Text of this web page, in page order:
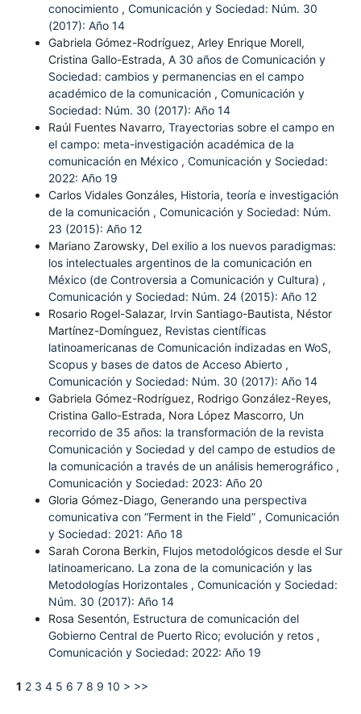
conocimiento , Comunicación y Sociedad: Núm. 30
(2017): Año 14
Gabriela Gómez-Rodríguez, Arley Enrique Morell,
Cristina Gallo-Estrada, A 30 años de Comunicación y
Sociedad: cambios y permanencias en el campo
académico de la comunicación , Comunicación y
Sociedad: Núm. 30 (2017): Año 14
Raúl Fuentes Navarro, Trayectorias sobre el campo en
el campo: meta-investigación académica de la
comunicación en México , Comunicación y Sociedad:
2022: Año 19
Carlos Vidales Gonzáles, Historia, teoría e investigación
de la comunicación , Comunicación y Sociedad: Núm.
23 (2015): Año 12
Mariano Zarowsky, Del exilio a los nuevos paradigmas:
los intelectuales argentinos de la comunicación en
México (de Controversia a Comunicación y Cultura) ,
Comunicación y Sociedad: Núm. 24 (2015): Año 12
Rosario Rogel-Salazar, Irvin Santiago-Bautista, Néstor
Martínez-Domínguez, Revistas científicas
latinoamericanas de Comunicación indizadas en WoS,
Scopus y bases de datos de Acceso Abierto ,
Comunicación y Sociedad: Núm. 30 (2017): Año 14
Gabriela Gómez-Rodríguez, Rodrigo González-Reyes,
Cristina Gallo-Estrada, Nora López Mascorro, Un
recorrido de 35 años: la transformación de la revista
Comunicación y Sociedad y del campo de estudios de
la comunicación a través de un análisis hemerográfico ,
Comunicación y Sociedad: 2023: Año 20
Gloria Gómez-Diago, Generando una perspectiva
comunicativa con “Ferment in the Field” , Comunicación
y Sociedad: 2021: Año 18
Sarah Corona Berkin, Flujos metodológicos desde el Sur
latinoamericano. La zona de la comunicación y las
Metodologías Horizontales , Comunicación y Sociedad:
Núm. 30 (2017): Año 14
Rosa Sesentón, Estructura de comunicación del
Gobierno Central de Puerto Rico; evolución y retos ,
Comunicación y Sociedad: 2022: Año 19
1 2 3 4 5 6 7 8 9 10 > >>